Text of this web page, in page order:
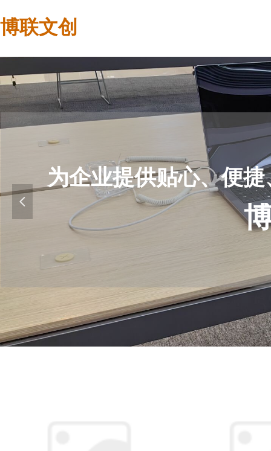
为企业提供贴心、便
넳
博联文创